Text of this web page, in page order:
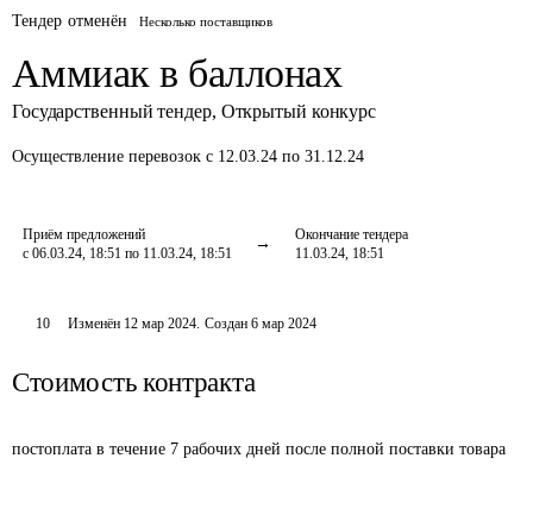
Тендер отменён Несколько поставщиков
Аммиак в баллонах
Государственный тендер, Открытый конкурс
Осуществление перевозок с 12.03.24 по 31.12.24
Приём предложений
с 06.03.24, 18:51 по 11.03.24, 18:51
Окончание тендера
11.03.24, 18:51
10 Изменён 12 мар 2024. Создан 6 мар 2024
Стоимость контракта
постоплата в течение 7 рабочих дней после полной поставки товара